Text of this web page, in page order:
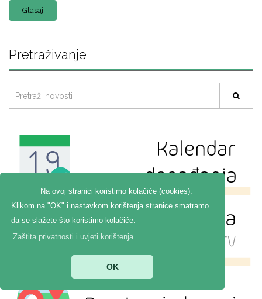
Na ovoj stranici koristimo kolačiće (cookies).
Klikom na "OK" i nastavkom korištenja stranice smatramo
da se slažete što koristimo kolačiće.
Zaštita privatnosti i uvjeti korištenja
OK
Pretraživanje